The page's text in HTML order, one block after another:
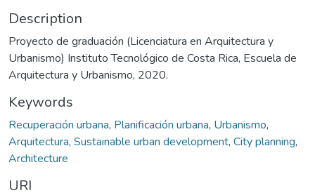
Description
Proyecto de graduación (Licenciatura en Arquitectura y
Urbanismo) Instituto Tecnológico de Costa Rica, Escuela de
Arquitectura y Urbanismo, 2020.
Keywords
Recuperación urbana, Planificación urbana, Urbanismo,
Arquitectura, Sustainable urban development, City planning,
Architecture
URI